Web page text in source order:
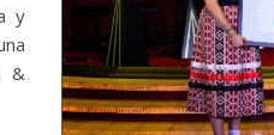
y
&